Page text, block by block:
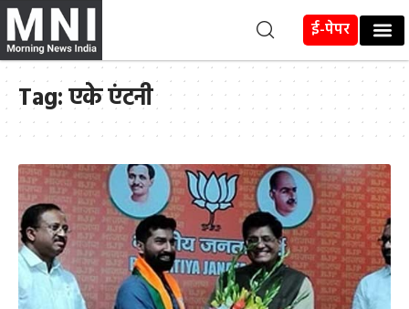
ई-पेपर
Tag:एके एंटनी